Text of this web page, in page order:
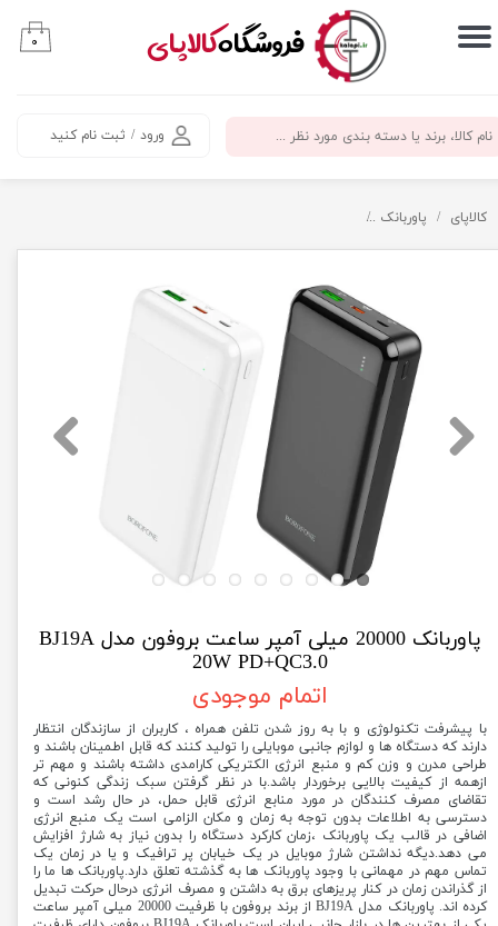
​فروشگاهکالاپای
ورود / ثبت نام کنید
حساب کاربری من
سفارشات
۰
کالاپای پاوربانک
پاوربانک 20000 میلی‌ آمپر ساعت بروفون مدل BJ19A
20W PD+QC3.0
اتمام موجودی
با پیشرفت تکنولوژی و با به روز شدن تلفن همراه ، کاربران از سازندگان انتظار
دارند که دستگاه ها و لوازم جانبی موبایلی را تولید کنند که قابل اطمینان باشند و
طراحی مدرن و وزن کم و منبع انرژی الکتریکی کارامدی داشته باشند و مهم تر
ازهمه از کیفیت بالایی برخوردار باشد.با در نظر گرفتن سبک زندگی کنونی که
تقاضای مصرف کنندگان در مورد منابع انرژی قابل حمل، در حال رشد است و
دسترسی به اطلاعات بدون توجه به زمان و مکان الزامی است یک منبع انرژی
اضافی در قالب یک پاوربانک ،زمان کارکرد دستگاه را بدون نیاز به شارژ افزایش
می دهد.دیگه نداشتن شارژ موبایل در یک خیابان پر ترافیک و یا در زمان یک
تماس مهم در مهمانی با وجود پاوربانک ها به گذشته تعلق دارد.پاوربانک ها ما را
از گذراندن زمان در کنار پریزهای برق به داشتن و مصرف انرژی درحال حرکت تبدیل
کرده اند. پاوربانک مدل BJ19A از برند بروفون با ظرفیت 20000 میلی آمپر ساعت